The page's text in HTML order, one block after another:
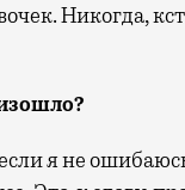
Никогда,
я не